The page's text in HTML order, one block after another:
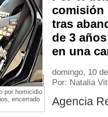
por homicidio
encerrado
comisión
tras
de 3
en una
domingo, 10
Por: Natalia
Agencia